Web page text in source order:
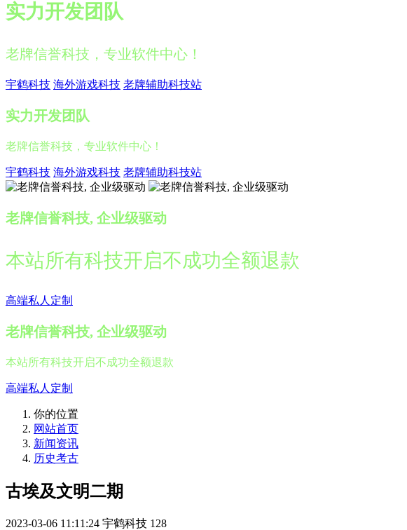
实力开发团队
老牌信誉科技，专业软件中心！
宇鹤科技 海外游戏科技 老牌辅助科技站
实力开发团队
老牌信誉科技，专业软件中心！
宇鹤科技 海外游戏科技 老牌辅助科技站
老牌信誉科技, 企业级驱动
本站所有科技开启不成功全额退款
高端私人定制
老牌信誉科技, 企业级驱动
本站所有科技开启不成功全额退款
高端私人定制
你的位置
网站首页
新闻资讯
历史考古
古埃及文明二期
2023-03-06 11:11:24 宇鹤科技 128